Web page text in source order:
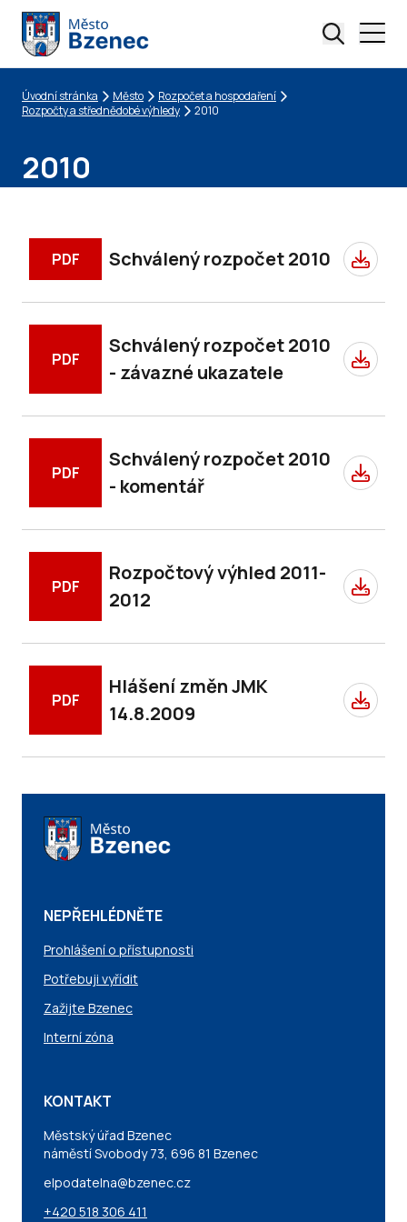
Drobečková navigace
Úvodní stránka Město
Rozpočet a hospodaření
Rozpočty a střednědobé výhledy
2010
2010
PDF Schválený rozpočet 2010
PDF
Schválený rozpočet 2010
- závazné ukazatele
PDF
Schválený rozpočet 2010
- komentář
PDF
Rozpočtový výhled 2011-
2012
PDF
Hlášení změn JMK
14.8.2009
NEPŘEHLÉDNĚTE
Prohlášení o přístupnosti
Potřebuji vyřídit
Zažijte Bzenec
Interní zóna
KONTAKT
Městský úřad Bzenec
náměstí Svobody 73, 696 81 Bzenec
elpodatelna@bzenec.cz
+420 518 306 411